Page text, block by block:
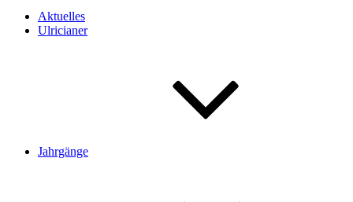
Aktuelles
Ulricianer
Jahrgänge